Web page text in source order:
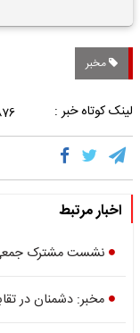
مخبر
لینک کوتاه خبر :
اخبار مرتبط
نشست مشترک جمعی
مخبر: دشمنان در